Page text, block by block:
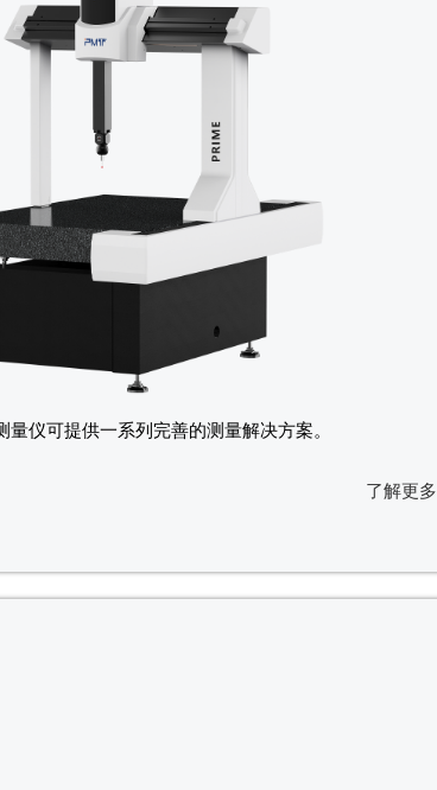
仪可提供一系列完善的测量解决方案。
了解更多